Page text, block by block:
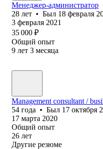
Менеджер-администратор
28 лет • Был 18 февраля
3 февраля 2021
35 000 ₽
Общий опыт
9 лет 3 месяца
Management consultant /
54 года • Был 17 октября
17 марта 2020
Общий опыт
26 лет
Другие резюме